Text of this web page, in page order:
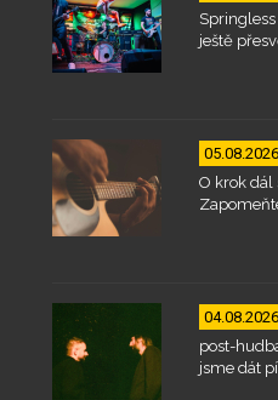
ještě
05.08.2026
O krok dál
04.08.2026
post-
jsme dát